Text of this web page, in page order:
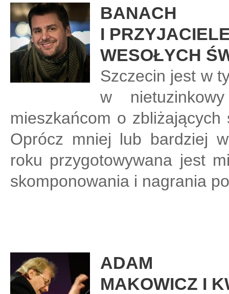
BANACH
I
WESOŁYCH
Szczecin jest w
w
mieszkańcom o
Oprócz mniej lub bardziej
roku przygotowywana jest
skomponowania i nagrania
ADAM
MAKOWICZ I